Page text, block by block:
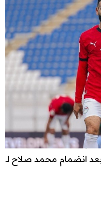
بعد انضمام محمد صلاح لـ